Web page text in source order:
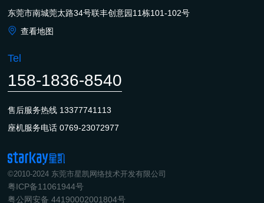
©2010-2024 东莞市星凯网络技术开发有限公司
粤ICP备11061944号
粤公网安备 44190002001804号
东莞市南城莞太路34号联丰创意园11栋101-102号
查看地图
Tel
158-1836-8540
售后服务热线 13377741113
座机服务电话0769-23072977